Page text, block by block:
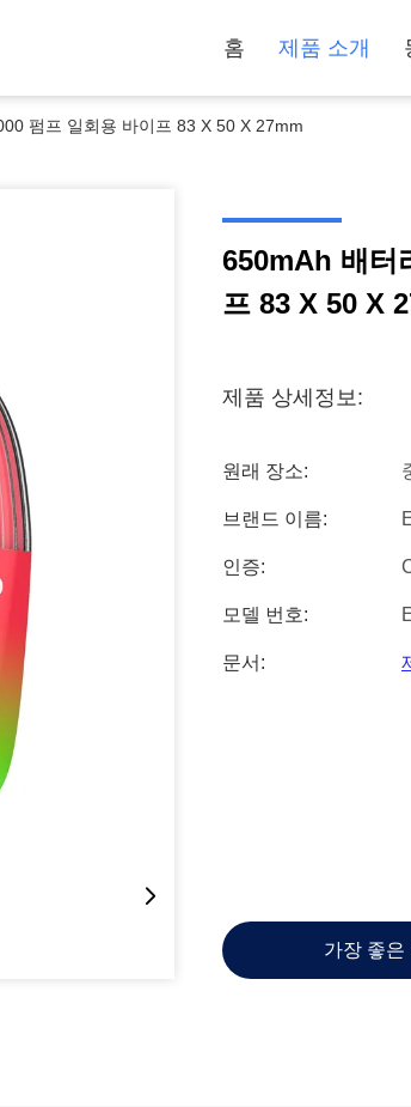
홈 제품 소개
펌프 일회용 바이프 83 X 50 X 27mm
650mAh 배터
프 83 X 50 X
제품 상세정보:
원래 장소:
브랜드 이름:
인증:
모델 번호:
문서:
가장 좋은